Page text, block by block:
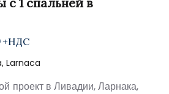
+НДС
Larnaca
проект в Ливадии, Ларнака,